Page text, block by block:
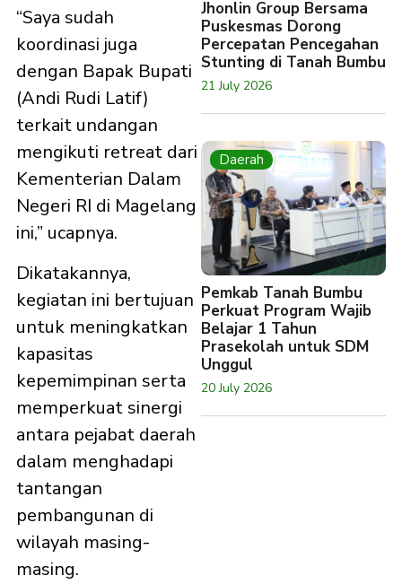
“Saya sudah
koordinasi juga
dengan Bapak Bupati
(Andi Rudi Latif)
terkait undangan
mengikuti retreat dari
Kementerian Dalam
Negeri RI di Magelang
ini,” ucapnya.
Dikatakannya,
kegiatan ini bertujuan
untuk meningkatkan
kapasitas
kepemimpinan serta
memperkuat sinergi
antara pejabat daerah
dalam menghadapi
tantangan
pembangunan di
wilayah masing-
masing.
Jhonlin Group Bersama
Puskesmas Dorong
Percepatan Pencegahan
Stunting di Tanah Bumbu
21 July 2026
Daerah
Pemkab Tanah Bumbu
Perkuat Program Wajib
Belajar 1 Tahun
Prasekolah untuk SDM
Unggul
20 July 2026